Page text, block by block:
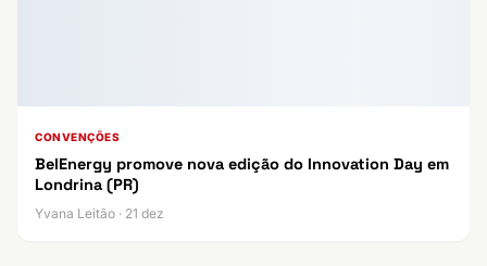
CONVENÇÕES
BelEnergy promove nova edição do Innovation Day em
Londrina (PR)
Yvana Leitão · 21 dez